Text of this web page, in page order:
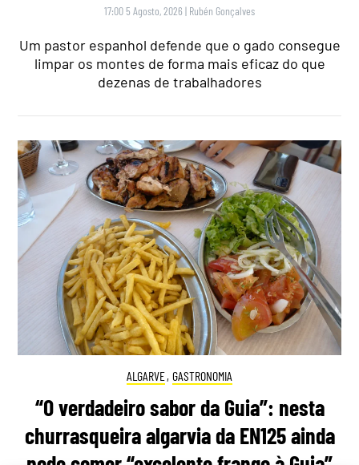
17:00 5 Agosto, 2026 | Rubén Gonçalves
Um pastor espanhol defende que o gado consegue
limpar os montes de forma mais eficaz do que
dezenas de trabalhadores
ALGARVE, GASTRONOMIA
“O verdadeiro sabor da Guia”: nesta
churrasqueira algarvia da EN125 ainda